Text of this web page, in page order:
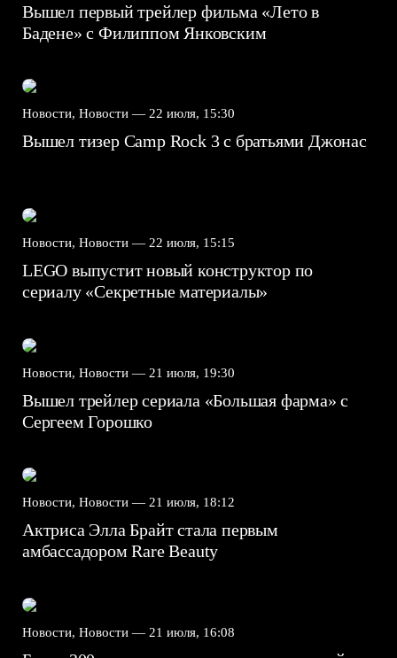
Вышел первый трейлер фильма «Лето в
Бадене» с Филиппом Янковским
Новости, Новости — 22 июля, 15:30
Вышел тизер Camp Rock 3 с братьями Джонас
Новости, Новости — 22 июля, 15:15
LEGO выпустит новый конструктор по
сериалу «Секретные материалы»
Новости, Новости — 21 июля, 19:30
Вышел трейлер сериала «Большая фарма» с
Сергеем Горошко
Новости, Новости — 21 июля, 18:12
Актриса Элла Брайт стала первым
амбассадором Rare Beauty
Новости, Новости — 21 июля, 16:08